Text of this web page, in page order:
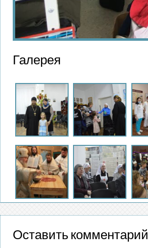
Галерея
Оставить комментарий